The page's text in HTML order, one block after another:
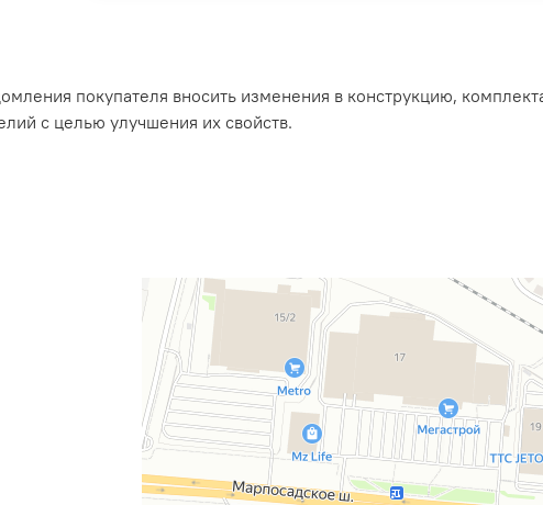
покупателя вносить изменения в конструкцию,
с целью улучшения их свойств.